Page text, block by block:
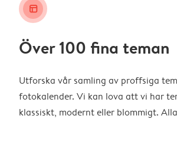
layout_alt
Över 100 fina teman
Utforska vår samling av proffsiga
fotokalender. Vi kan lova att vi har
klassiskt, modernt eller blommigt.